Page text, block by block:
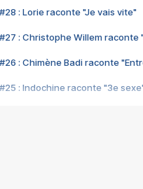
#28 : Lorie raconte "Je vais vite"
#27 : Christophe Willem raconte
#26 : Chimène Badi raconte
#25 : Indochine raconte "3e